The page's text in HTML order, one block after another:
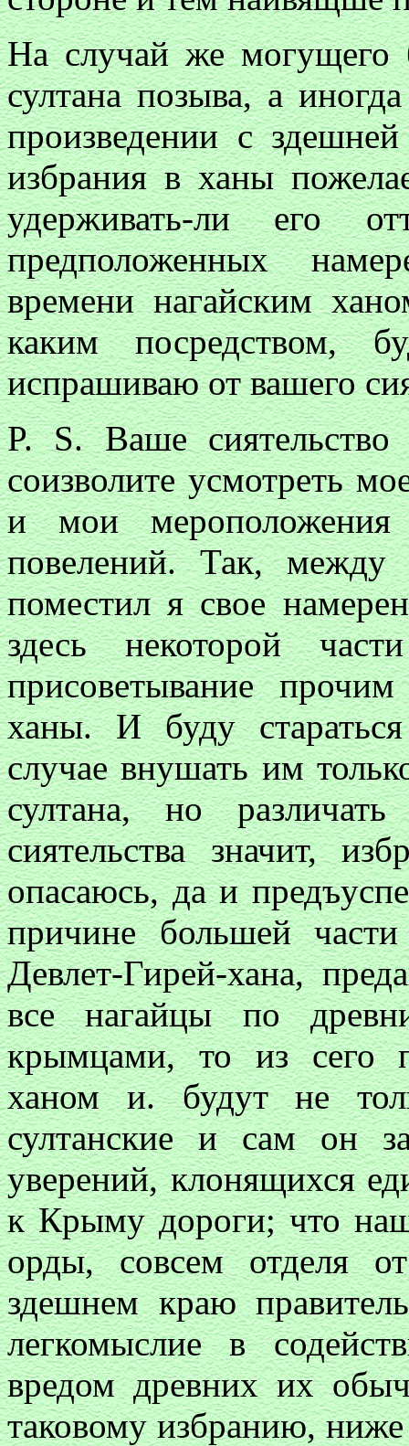
На случай же могущего
султана позыва, а
произведении с
избрания в ханы
удерживать-ли его
предположенных
времени нагайским
каким посредством,
испрашиваю от вашего
P. S. Ваше сиятельство
соизволите усмотреть
и мои
повелений. Так, между
поместил я свое
здесь некоторой
присоветывание
ханы. И буду
случае внушать им
султана, но
сиятельства значит,
опасаюсь, да и
причине большей
Девлет-Гирей-хана,
все нагайцы по
крымцами, то из сего
ханом и. будут не
султанские и сам он
уверений, клонящихся
к Крыму дороги; что
орды, совсем отделя
здешнем краю
легкомыслие в
вредом древних их
таковому избранию,